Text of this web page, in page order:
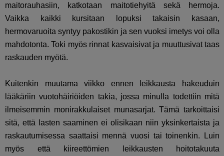
maitorauhasiin, katkotaan maitotiehyitä sekä hermoja.
Vaikka kaikki kursitaan lopuksi takaisin kasaan,
hermovaruoita syntyy pakostikin ja sen vuoksi imetys voi olla
mahdotonta. Toki myös rinnat kasvaisivat ja muuttusivat taas
raskauden myötä.
Kuitenkin muutama viikko ennen leikkausta hakeuduin
lääkäriin vuotohäiriöiden takia, jossa minulla todettiin mitä
ilmeisemmin monirakkulaiset munasarjat. Tämä tarkoittaisi
sitä, että lasten saaminen ei olisikaan niin yksinkertaista ja
raskautumisessa saattaisi mennä vuosi tai toinenkin. Luin
myös että kiireettömien leikkausten hoitotakuuta